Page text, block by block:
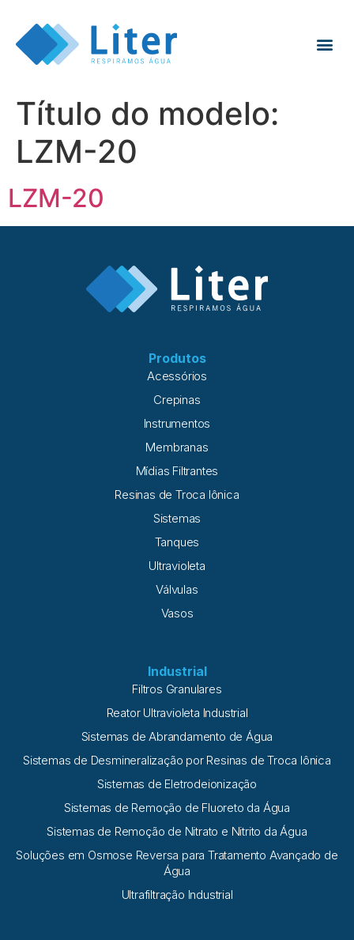
Título do modelo:
LZM-20
LZM-20
Produtos
Acessórios
Crepinas
Instrumentos
Membranas
Mídias Filtrantes
Resinas de Troca Iônica
Sistemas
Tanques
Ultravioleta
Válvulas
Vasos
Industrial
Filtros Granulares
Reator Ultravioleta Industrial
Sistemas de Abrandamento de Água
Sistemas de Desmineralização por Resinas de Troca Iônica
Sistemas de Eletrodeionização
Sistemas de Remoção de Fluoreto da Água
Sistemas de Remoção de Nitrato e Nitrito da Água
Soluções em Osmose Reversa para Tratamento Avançado de
Água
Ultrafiltração Industrial